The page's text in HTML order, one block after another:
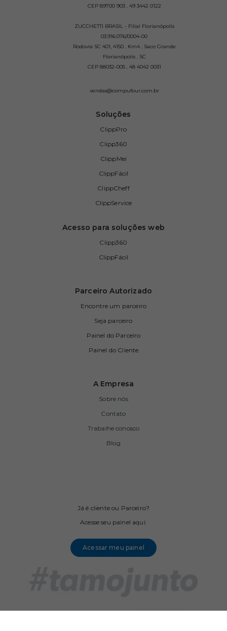
CEP 89700 903 . 49 3442 0122
ZUCCHETTI BRASIL - Filial Florianópolis
03.916.076/0004-00
Rodovia SC 401, 4150 . Km4 . Saco Grande
Florianópolis . SC
CEP 88032-005 . 48 4042 0031
vendas@compufour.com.br
Soluções
ClippPro
Clipp360
ClippMei
ClippFácil
ClippCheff
ClippService
Acesso para soluções web
Clipp360
ClippFácil
Parceiro Autorizado
Encontre um parceiro
Seja parceiro
Painel do Parceiro
Painel do Cliente
A Empresa
Sobre nós
Contato
Trabalhe conosco
Blog
Já é cliente ou Parceiro?
Acesse seu painel aqui:
Acessar meu painel